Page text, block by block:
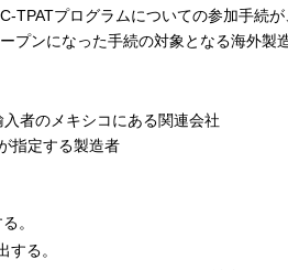
TPATプログラムについての参加手続
プンになった手続の対象となる海外製
者のメキシコにある関連会社
指定する製造者
。
る。